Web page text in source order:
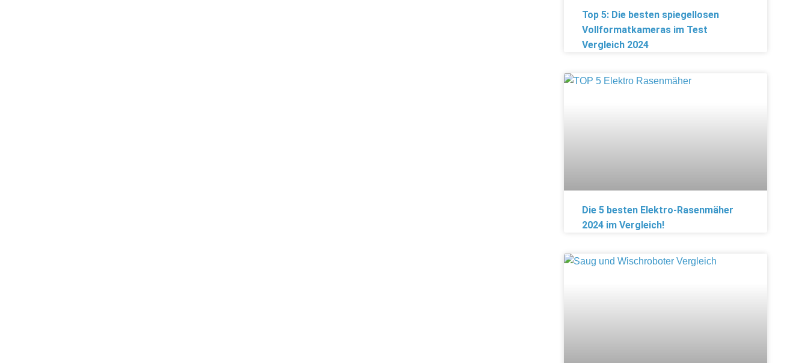
Top 5: Die besten spiegellosen
Vollformatkameras im Test
Vergleich 2024
Die 5 besten Elektro-Rasenmäher
2024 im Vergleich!